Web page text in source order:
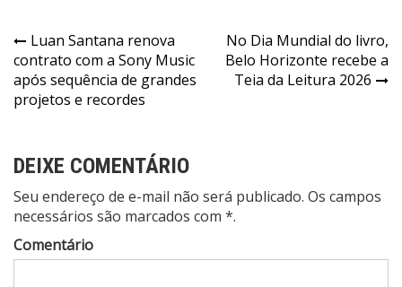
Navegação
de
Post
Luan Santana renova
contrato com a Sony Music
após sequência de grandes
projetos e recordes
No Dia Mundial do livro,
Belo Horizonte recebe a
Teia da Leitura 2026
DEIXE COMENTÁRIO
Seu endereço de e-mail não será publicado. Os campos
necessários são marcados com *.
Comentário